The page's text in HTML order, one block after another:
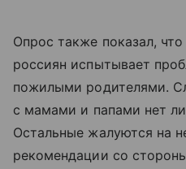
Опрос также показал,
россиян испытывает
пожилыми родителями.
с мамами и папами нет
Остальные жалуются на
рекомендации со